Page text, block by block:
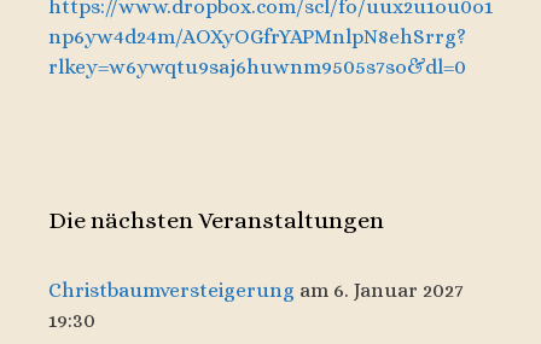
https://www.dropbox.com/scl/fo/uux2u1ou0o1
np6yw4d24m/AOXyOGfrYAPMnlpN8ehSrrg?
rlkey=w6ywqtu9saj6huwnm9505s7so&dl=0
Die nächsten Veranstaltungen
Christbaumversteigerung am 6. Januar 2027
19:30